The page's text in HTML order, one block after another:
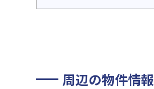
周辺の物件情報